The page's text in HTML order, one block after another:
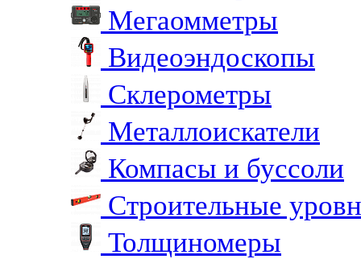
Мегаомметры
Видеоэндоскопы
Склерометры
Металлоискатели
Компасы и буссоли
Строительные
Толщиномеры